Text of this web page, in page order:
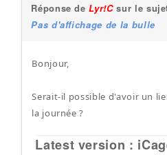
Réponse deLyr!Csur le
Pas d'affichage de la bulle
Bonjour,
Serait-il possible d'avoir un
la journée ?
Latest version :